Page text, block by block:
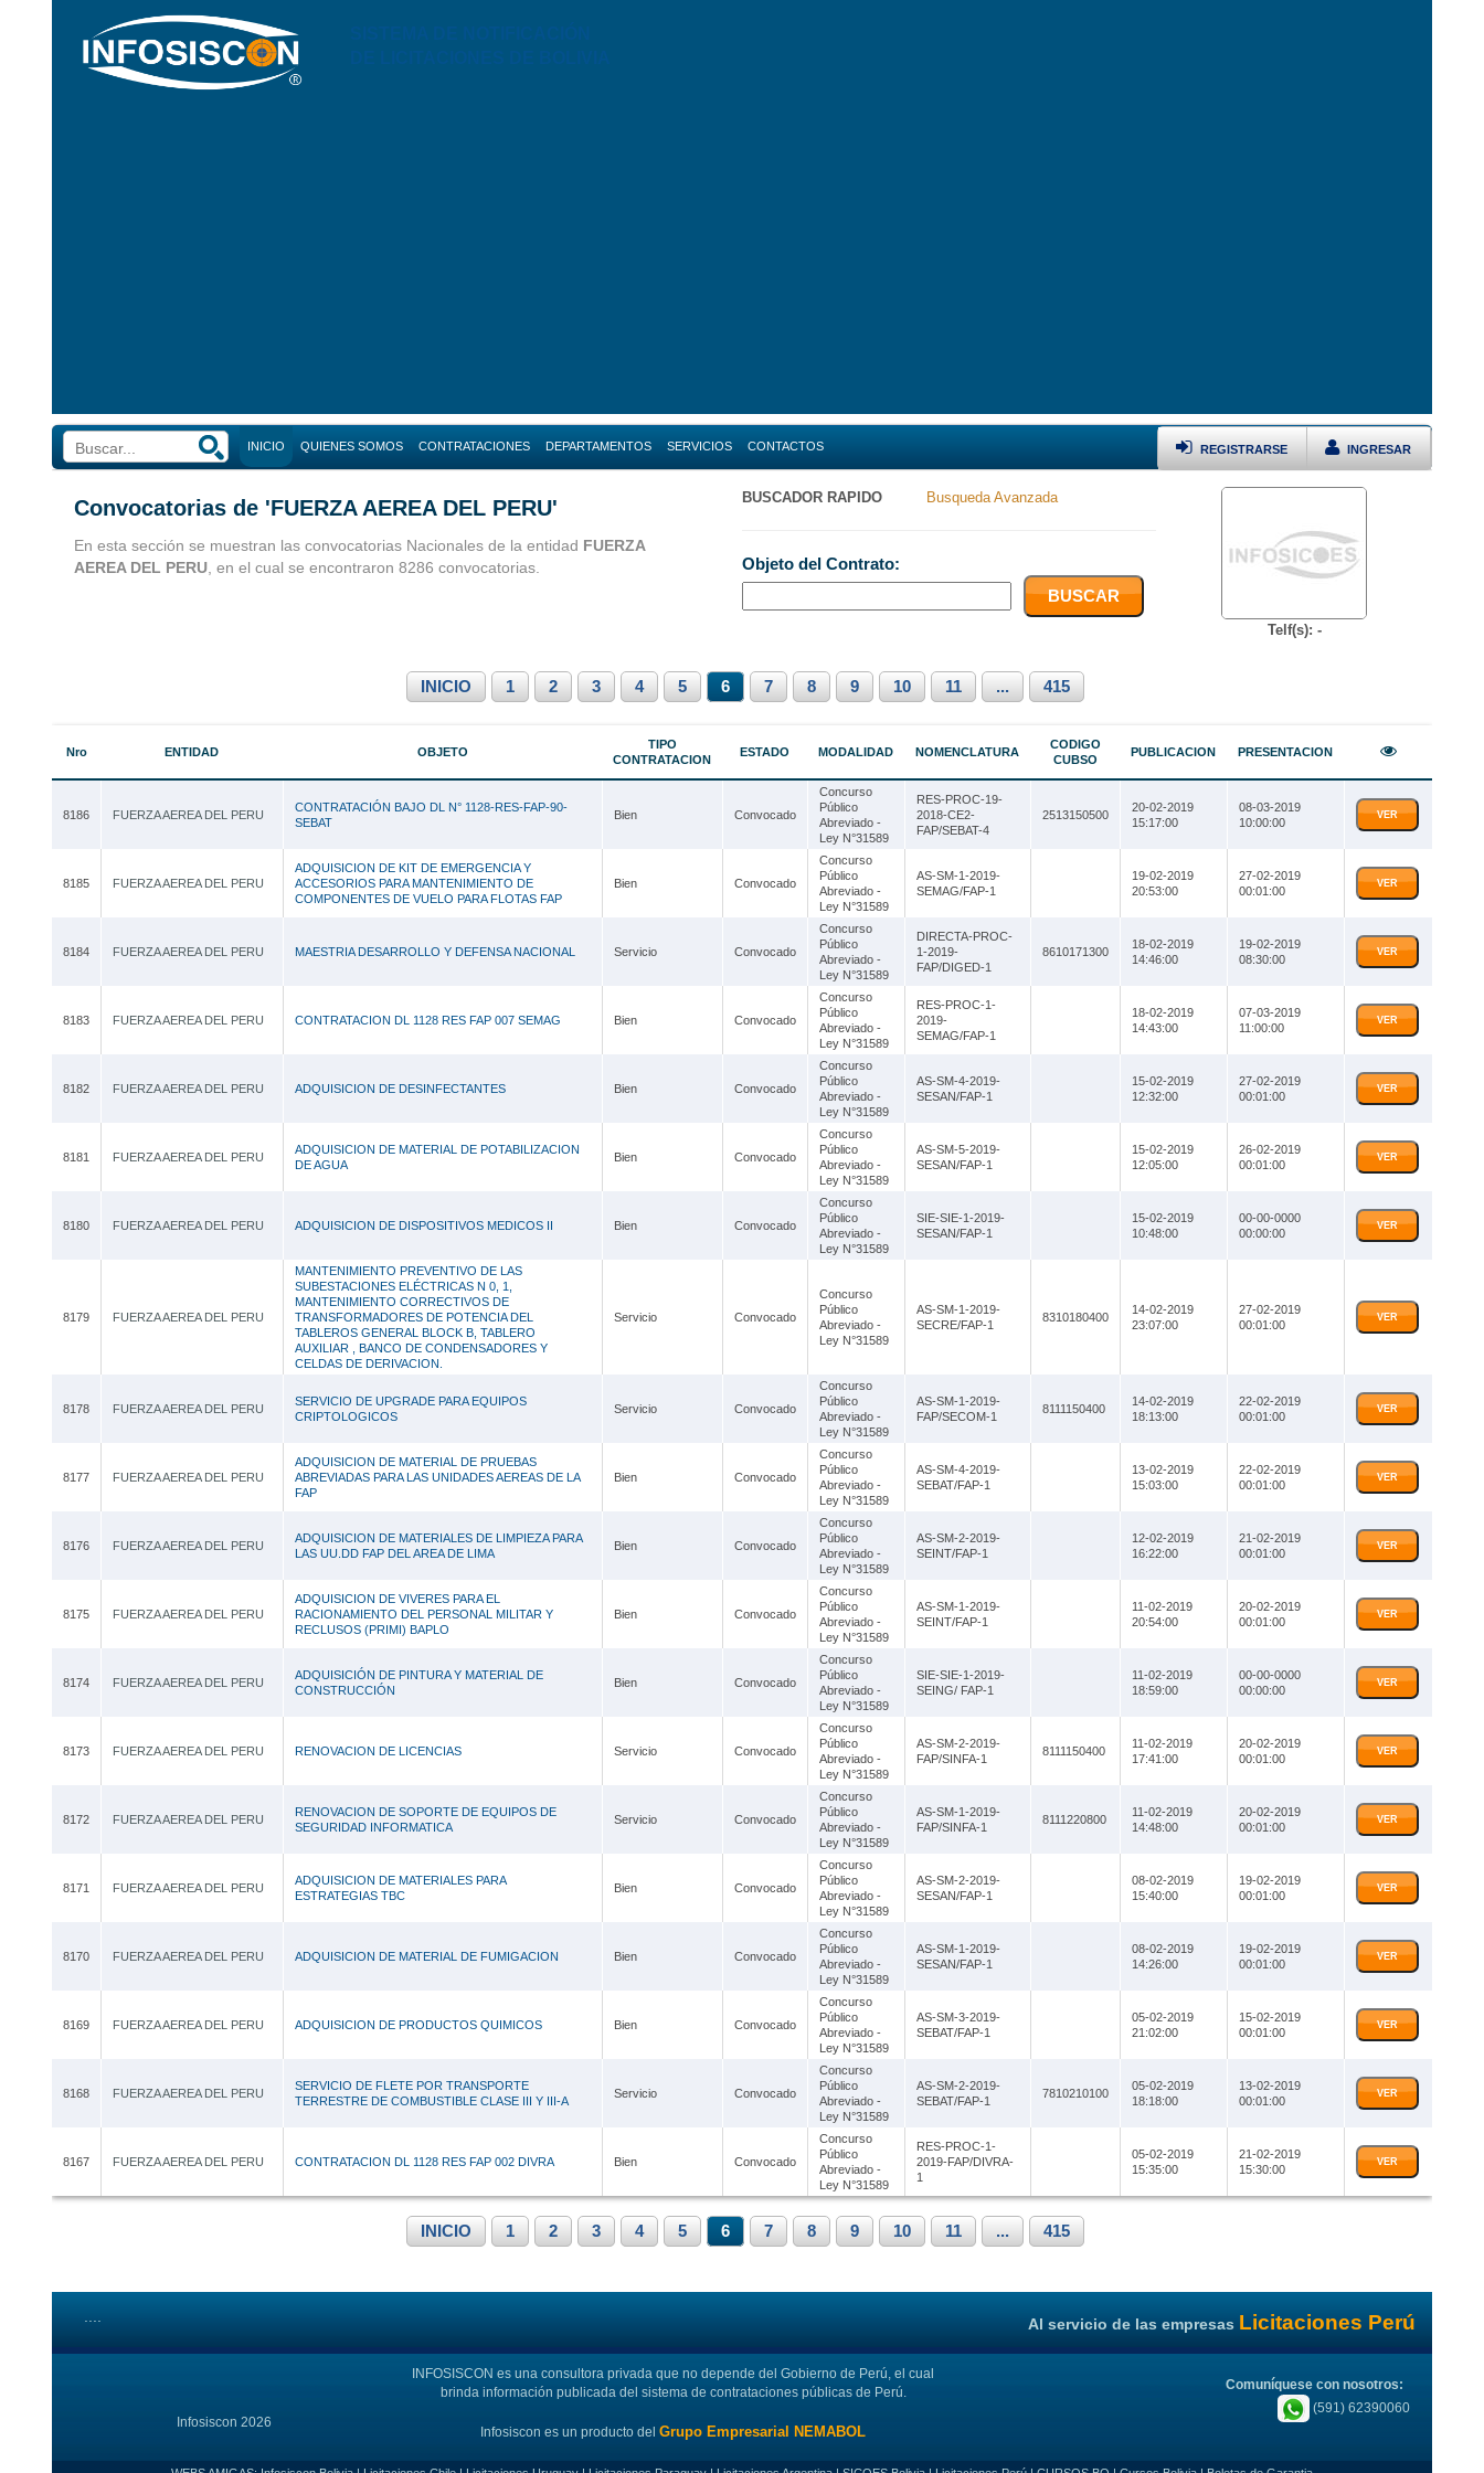
INICIO QUIENES SOMOS CONTRATACIONES
Consultorias Perú
DEPARTAMENTOS
Cajamarca
Huancavelica
Junín
La Libertad
Moquegua
Puno
SERVICIOS CONTACTOS INGRESAR
REGISTRARSE
Convocatorias de 'FUERZA AEREA DEL PERU'
En esta sección se muestran las convocatorias Nacionales de la entidad FUERZA
AEREA DEL PERU , en el cual se encontraron 8286 convocatorias.
BUSCADOR RAPIDO Busqueda Avanzada
Objeto del Contrato:
Telf(s): -
INICIO 1 2 3 4 5 6 7 8 9 10 11 ... 415
Nro ENTIDAD OBJETO
TIPO
CONTRATACION
ESTADO MODALIDAD NOMENCLATURA
CODIGO
CUBSO
PUBLICACION PRESENTACION
8186 FUERZA AEREA DEL PERU
CONTRATACIÓN BAJO DL N° 1128-RES-FAP-90-
SEBAT
Bien Convocado
Concurso
Público
Abreviado -
Ley N°31589
RES-PROC-19-
2018-CE2-
FAP/SEBAT-4
2513150500
20-02-2019
15:17:00
08-03-2019
10:00:00
VER
8185 FUERZA AEREA DEL PERU
ADQUISICION DE KIT DE EMERGENCIA Y
ACCESORIOS PARA MANTENIMIENTO DE
COMPONENTES DE VUELO PARA FLOTAS FAP
Bien Convocado
Concurso
Público
Abreviado -
Ley N°31589
AS-SM-1-2019-
SEMAG/FAP-1
19-02-2019
20:53:00
27-02-2019
00:01:00
VER
8184 FUERZA AEREA DEL PERU MAESTRIA DESARROLLO Y DEFENSA NACIONAL Servicio Convocado
Concurso
Público
Abreviado -
Ley N°31589
DIRECTA-PROC-
1-2019-
FAP/DIGED-1
8610171300
18-02-2019
14:46:00
19-02-2019
08:30:00
VER
8183 FUERZA AEREA DEL PERU CONTRATACION DL 1128 RES FAP 007 SEMAG Bien Convocado
Concurso
Público
Abreviado -
Ley N°31589
RES-PROC-1-
2019-
SEMAG/FAP-1
18-02-2019
14:43:00
07-03-2019
11:00:00
VER
8182 FUERZA AEREA DEL PERU ADQUISICION DE DESINFECTANTES Bien Convocado
Concurso
Público
Abreviado -
Ley N°31589
AS-SM-4-2019-
SESAN/FAP-1
15-02-2019
12:32:00
27-02-2019
00:01:00
VER
8181 FUERZA AEREA DEL PERU
ADQUISICION DE MATERIAL DE POTABILIZACION
DE AGUA
Bien Convocado
Concurso
Público
Abreviado -
Ley N°31589
AS-SM-5-2019-
SESAN/FAP-1
15-02-2019
12:05:00
26-02-2019
00:01:00
VER
8180 FUERZA AEREA DEL PERU ADQUISICION DE DISPOSITIVOS MEDICOS II Bien Convocado
Concurso
Público
Abreviado -
Ley N°31589
SIE-SIE-1-2019-
SESAN/FAP-1
15-02-2019
10:48:00
00-00-0000
00:00:00
VER
8179 FUERZA AEREA DEL PERU
MANTENIMIENTO PREVENTIVO DE LAS
SUBESTACIONES ELÉCTRICAS N 0, 1,
MANTENIMIENTO CORRECTIVOS DE
TRANSFORMADORES DE POTENCIA DEL
TABLEROS GENERAL BLOCK B, TABLERO
AUXILIAR , BANCO DE CONDENSADORES Y
CELDAS DE DERIVACION.
Servicio Convocado
Concurso
Público
Abreviado -
Ley N°31589
AS-SM-1-2019-
SECRE/FAP-1
8310180400
14-02-2019
23:07:00
27-02-2019
00:01:00
VER
8178 FUERZA AEREA DEL PERU
SERVICIO DE UPGRADE PARA EQUIPOS
CRIPTOLOGICOS
Servicio Convocado
Concurso
Público
Abreviado -
Ley N°31589
AS-SM-1-2019-
FAP/SECOM-1
8111150400
14-02-2019
18:13:00
22-02-2019
00:01:00
VER
8177 FUERZA AEREA DEL PERU
ADQUISICION DE MATERIAL DE PRUEBAS
ABREVIADAS PARA LAS UNIDADES AEREAS DE LA
FAP
Bien Convocado
Concurso
Público
Abreviado -
Ley N°31589
AS-SM-4-2019-
SEBAT/FAP-1
13-02-2019
15:03:00
22-02-2019
00:01:00
VER
8176 FUERZA AEREA DEL PERU
ADQUISICION DE MATERIALES DE LIMPIEZA PARA
LAS UU.DD FAP DEL AREA DE LIMA
Bien Convocado
Concurso
Público
Abreviado -
Ley N°31589
AS-SM-2-2019-
SEINT/FAP-1
12-02-2019
16:22:00
21-02-2019
00:01:00
VER
8175 FUERZA AEREA DEL PERU
ADQUISICION DE VIVERES PARA EL
RACIONAMIENTO DEL PERSONAL MILITAR Y
RECLUSOS (PRIMI) BAPLO
Bien Convocado
Concurso
Público
Abreviado -
Ley N°31589
AS-SM-1-2019-
SEINT/FAP-1
11-02-2019
20:54:00
20-02-2019
00:01:00
VER
8174 FUERZA AEREA DEL PERU
ADQUISICIÓN DE PINTURA Y MATERIAL DE
CONSTRUCCIÓN
Bien Convocado
Concurso
Público
Abreviado -
Ley N°31589
SIE-SIE-1-2019-
SEING/ FAP-1
11-02-2019
18:59:00
00-00-0000
00:00:00
VER
8173 FUERZA AEREA DEL PERU RENOVACION DE LICENCIAS Servicio Convocado
Concurso
Público
Abreviado -
Ley N°31589
AS-SM-2-2019-
FAP/SINFA-1
8111150400
11-02-2019
17:41:00
20-02-2019
00:01:00
VER
8172 FUERZA AEREA DEL PERU
RENOVACION DE SOPORTE DE EQUIPOS DE
SEGURIDAD INFORMATICA
Servicio Convocado
Concurso
Público
Abreviado -
Ley N°31589
AS-SM-1-2019-
FAP/SINFA-1
8111220800
11-02-2019
14:48:00
20-02-2019
00:01:00
VER
8171 FUERZA AEREA DEL PERU
ADQUISICION DE MATERIALES PARA
ESTRATEGIAS TBC
Bien Convocado
Concurso
Público
Abreviado -
Ley N°31589
AS-SM-2-2019-
SESAN/FAP-1
08-02-2019
15:40:00
19-02-2019
00:01:00
VER
8170 FUERZA AEREA DEL PERU ADQUISICION DE MATERIAL DE FUMIGACION Bien Convocado
Concurso
Público
Abreviado -
Ley N°31589
AS-SM-1-2019-
SESAN/FAP-1
08-02-2019
14:26:00
19-02-2019
00:01:00
VER
8169 FUERZA AEREA DEL PERU ADQUISICION DE PRODUCTOS QUIMICOS Bien Convocado
Concurso
Público
Abreviado -
Ley N°31589
AS-SM-3-2019-
SEBAT/FAP-1
05-02-2019
21:02:00
15-02-2019
00:01:00
VER
8168 FUERZA AEREA DEL PERU
SERVICIO DE FLETE POR TRANSPORTE
TERRESTRE DE COMBUSTIBLE CLASE III Y III-A
Servicio Convocado
Concurso
Público
Abreviado -
Ley N°31589
AS-SM-2-2019-
SEBAT/FAP-1
7810210100
05-02-2019
18:18:00
13-02-2019
00:01:00
VER
8167 FUERZA AEREA DEL PERU CONTRATACION DL 1128 RES FAP 002 DIVRA Bien Convocado
Concurso
Público
Abreviado -
Ley N°31589
RES-PROC-1-
2019-FAP/DIVRA-
1
05-02-2019
15:35:00
21-02-2019
15:30:00
VER
INICIO 1 2 3 4 5 6 7 8 9 10 11 ... 415
Al servicio de las empresas Licitaciones Perú
Infosiscon 2026
INFOSISCON es una consultora privada que no depende del Gobierno de Perú, el cual
brinda información publicada del sistema de contrataciones públicas de Perú.
Infosiscon es un producto del Grupo Empresarial NEMABOL
Comuníquese con nosotros:
(591) 62390060